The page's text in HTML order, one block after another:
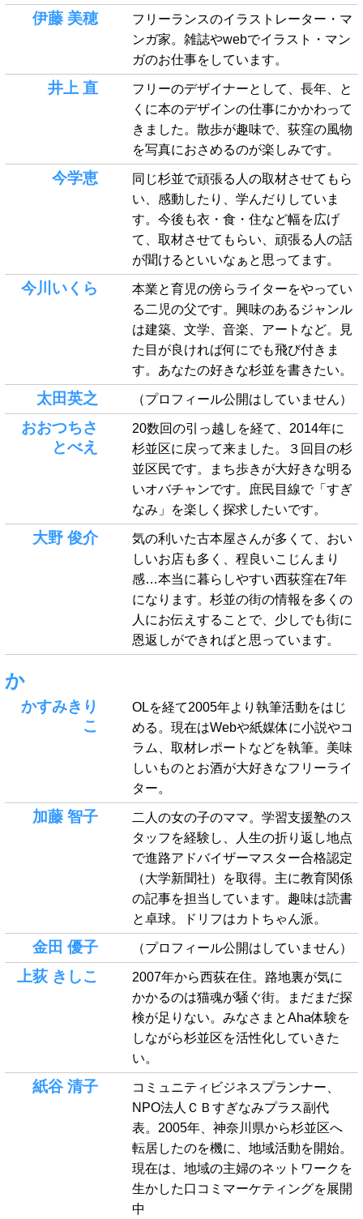
伊藤 美穂
フリーランスのイラストレーター・マ
ンガ家。雑誌やwebでイラスト・マン
ガのお仕事をしています。
井上 直
フリーのデザイナーとして、長年、と
くに本のデザインの仕事にかかわって
きました。散歩が趣味で、荻窪の風物
を写真におさめるのが楽しみです。
今学恵
同じ杉並で頑張る人の取材させてもら
い、感動したり、学んだりしていま
す。今後も衣・食・住など幅を広げ
て、取材させてもらい、頑張る人の話
が聞けるといいなぁと思ってます。
今川いくら
本業と育児の傍らライターをやってい
る二児の父です。興味のあるジャンル
は建築、文学、音楽、アートなど。見
た目が良ければ何にでも飛び付きま
す。あなたの好きな杉並を書きたい。
太田英之 （プロフィール公開はしていません）
おおつちさ
とべえ
20数回の引っ越しを経て、2014年に
杉並区に戻って来ました。３回目の杉
並区民です。まち歩きが大好きな明る
いオバチャンです。庶民目線で「すぎ
なみ」を楽しく探求したいです。
大野 俊介
気の利いた古本屋さんが多くて、おい
しいお店も多く、程良いこじんまり
感…本当に暮らしやすい西荻窪在7年
になります。杉並の街の情報を多くの
人にお伝えすることで、少しでも街に
恩返しができればと思っています。
か
かすみきり
こ
OLを経て2005年より執筆活動をはじ
める。現在はWebや紙媒体に小説やコ
ラム、取材レポートなどを執筆。美味
しいものとお酒が大好きなフリーライ
ター。
加藤 智子
二人の女の子のママ。学習支援塾のス
タッフを経験し、人生の折り返し地点
で進路アドバイザーマスター合格認定
（大学新聞社）を取得。主に教育関係
の記事を担当しています。趣味は読書
と卓球。ドリフはカトちゃん派。
金田 優子 （プロフィール公開はしていません）
上荻 きしこ
2007年から西荻在住。路地裏が気に
かかるのは猫魂が騒ぐ街。まだまだ探
検が足りない。みなさまとAha体験を
しながら杉並区を活性化していきた
い。
紙谷 清子
コミュニティビジネスプランナー、
NPO法人ＣＢすぎなみプラス副代
表。2005年、神奈川県から杉並区へ
転居したのを機に、地域活動を開始。
現在は、地域の主婦のネットワークを
生かした口コミマーケティングを展開
中